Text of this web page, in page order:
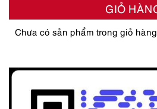
GIỎ
Chưa có sản phẩm trong giỏ